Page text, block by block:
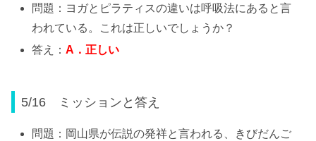
問題：ヨガとピラティスの違いは呼吸法にあると言
われている。これは正しいでしょうか？
答え：A ．正しい
5/16 ミッションと答え
問題：岡山県が伝説の発祥と言われる、きびだんご